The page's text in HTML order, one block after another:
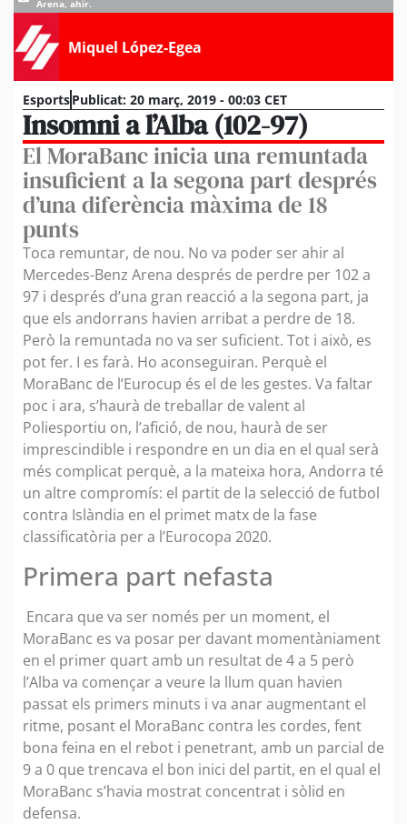
Arena, ahir.
Miquel López-Egea
EsportsPublicat: 20 març, 2019 - 00:03 CET
Insomni a l’Alba (102-97)
El MoraBanc inicia una remuntada
insuficient a la segona part després
d’una diferència màxima de 18
punts
Toca remuntar, de nou. No va poder ser ahir al
Mercedes-Benz Arena després de perdre per 102 a
97 i després d’una gran reacció a la segona part, ja
que els andorrans havien arribat a perdre de 18.
Però la remuntada no va ser suficient. Tot i això, es
pot fer. I es farà. Ho aconseguiran. Perquè el
MoraBanc de l’Eurocup és el de les gestes. Va faltar
poc i ara, s’haurà de treballar de valent al
Poliesportiu on, l’afició, de nou, haurà de ser
imprescindible i respondre en un dia en el qual serà
més complicat perquè, a la mateixa hora, Andorra té
un altre compromís: el partit de la selecció de futbol
contra Islàndia en el primet matx de la fase
classificatòria per a l’Eurocopa 2020.
Primera part nefasta
Encara que va ser només per un moment, el
MoraBanc es va posar per davant momentàniament
en el primer quart amb un resultat de 4 a 5 però
l’Alba va començar a veure la llum quan havien
passat els primers minuts i va anar augmentant el
ritme, posant el MoraBanc contra les cordes, fent
bona feina en el rebot i penetrant, amb un parcial de
9 a 0 que trencava el bon inici del partit, en el qual el
MoraBanc s’havia mostrat concentrat i sòlid en
defensa.